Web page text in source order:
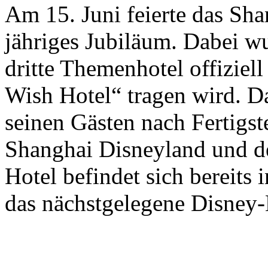
Am 15. Juni feierte das
jähriges Jubiläum. Dabei
dritte Themenhotel offiziell
Wish Hotel“ tragen wird.
seinen Gästen nach
Shanghai Disneyland und
Hotel befindet sich bereits
das nächstgelegene